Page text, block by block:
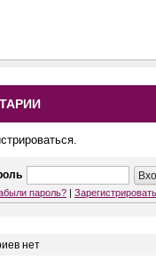
пароль? |
нет